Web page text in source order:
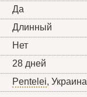
Да
Длинный
Нет
28 дней
Pentelei, Украина